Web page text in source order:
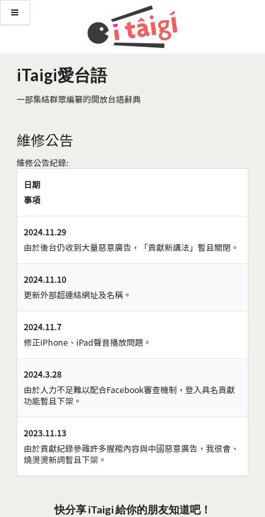
iTaigi愛台語
一部集結群眾編纂的開放台語辭典
維修公告
維修公告紀錄:
日期
事項
2024.11.29
由於後台仍收到大量惡意廣告，「貢獻新講法」暫且關閉。
2024.11.10
更新外部超連結網址及名稱。
2024.11.7
修正iPhone、iPad聲音播放問題。
2024.3.28
由於人力不足難以配合Facebook審查機制，登入具名貢獻
功能暫且下架。
2023.11.13
由於貢獻紀錄參雜許多腥羶內容與中國惡意廣告，我很會、
燒燙燙新詞暫且下架。
快分享 iTaigi 給你的朋友知道吧！